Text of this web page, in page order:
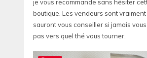
je vous recommande sans hésiter
boutique. Les vendeurs sont
sauront vous conseiller si jamais
pas vers quel thé vous tourner.